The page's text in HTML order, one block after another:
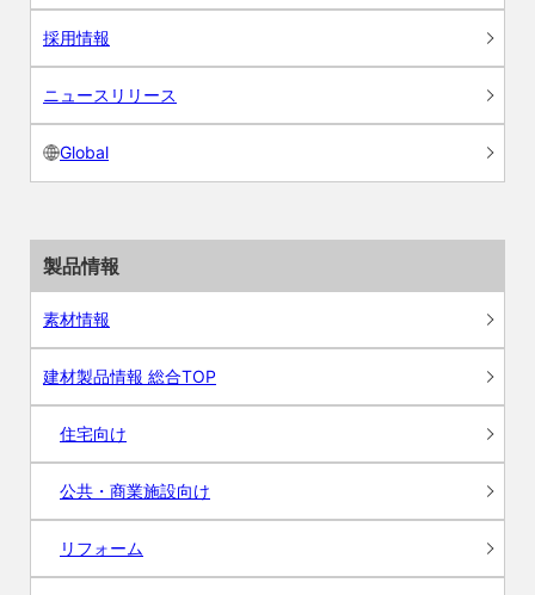
採用情報
ニュースリリース
Global
製品情報
素材情報
建材製品情報 総合TOP
住宅向け
公共・商業施設向け
リフォーム